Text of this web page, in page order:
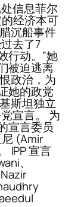
信息菲尔
的经济本可
沉船事件
去了7
行动。”她
被迫逃离
政治，为
她的政党
斯坦独立
宣言。 为
宣言委员
尼 (Amir
IPP 宣言
、